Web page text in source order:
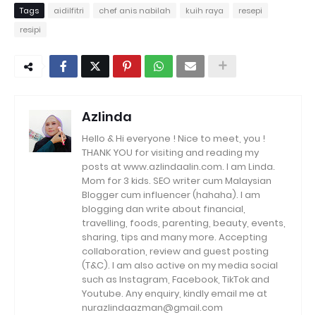
Tags aidilfitri chef anis nabilah kuih raya
resepi
resipi
Azlinda
Hello & Hi everyone ! Nice to meet, you !
THANK YOU for visiting and reading my
posts at www.azlindaalin.com. I am Linda.
Mom for 3 kids. SEO writer cum Malaysian
Blogger cum influencer (hahaha). I am
blogging dan write about financial,
travelling, foods, parenting, beauty, events,
sharing, tips and many more. Accepting
collaboration, review and guest posting
(T&C). I am also active on my media social
such as Instagram, Facebook, TikTok and
Youtube. Any enquiry, kindly email me at
nurazlindaazman@gmail.com